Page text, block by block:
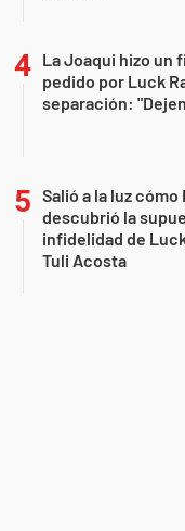
La Joaqui hizo un
pedido por Luck
separación:
Salió a la luz cómo
descubrió la
infidelidad de
Tuli Acosta